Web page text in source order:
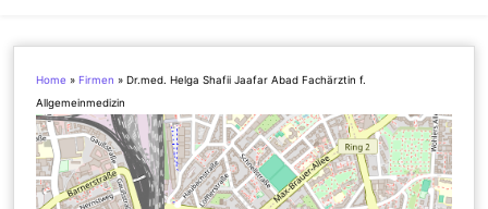
Home » Firmen »Dr.med. Helga Shafii Jaafar Abad Fachärztin f.
Allgemeinmedizin